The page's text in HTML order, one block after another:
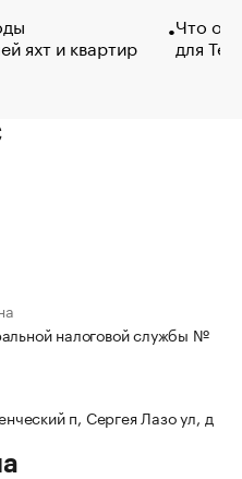
яхт и квартир
Что
для
налоговой службы №
п, Сергея Лазо ул, д